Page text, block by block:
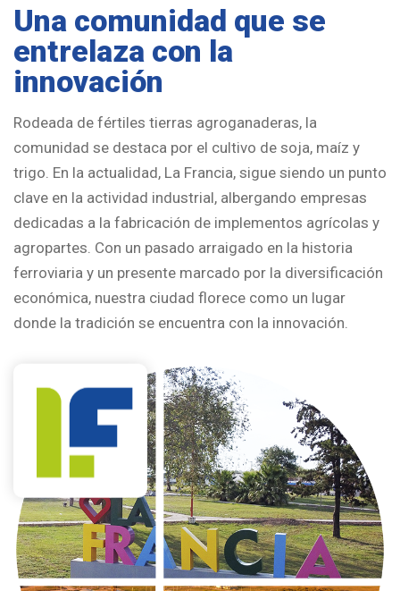
Una comunidad que se
entrelaza con la
innovación
Rodeada de fértiles tierras agroganaderas, la
comunidad se destaca por el cultivo de soja, maíz y
trigo. En la actualidad, La Francia, sigue siendo un punto
clave en la actividad industrial, albergando empresas
dedicadas a la fabricación de implementos agrícolas y
agropartes. Con un pasado arraigado en la historia
ferroviaria y un presente marcado por la diversificación
económica, nuestra ciudad florece como un lugar
donde la tradición se encuentra con la innovación.